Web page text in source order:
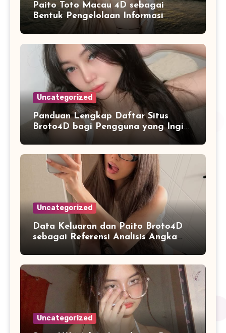
Paito Toto Macau 4D sebagai
Bentuk Pengelolaan Informasi
Digital yang Lebih Terstruktur
Uncategorized
Panduan Lengkap Daftar Situs
Broto4D bagi Pengguna yang Ingin
Mengenal Fitur dan Layanan
Uncategorized
Data Keluaran dan Paito Broto4D
sebagai Referensi Analisis Angka
Masa Kini
Uncategorized